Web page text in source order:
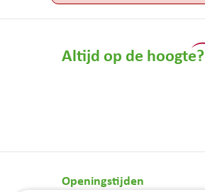
Altijd op de hoogte?
Openingstijden